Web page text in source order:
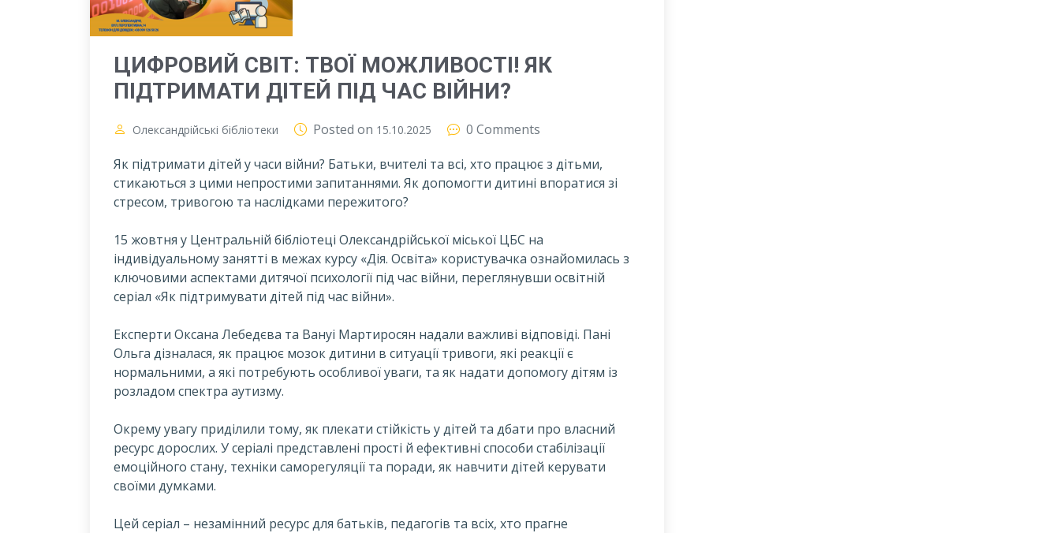
ЦИФРОВИЙ СВІТ: ТВОЇ МОЖЛИВОСТІ! ЯК
ПІДТРИМАТИ ДІТЕЙ ПІД ЧАС ВІЙНИ?
Олександрійські бібліотеки Posted on 15.10.2025
0 Comments
Як підтримати дітей у часи війни? Батьки, вчителі та всі, хто працює з дітьми,
стикаються з цими непростими запитаннями. Як допомогти дитині впоратися зі
стресом, тривогою та наслідками пережитого?
15 жовтня у Центральній бібліотеці Олександрійської міської ЦБС на
індивідуальному занятті в межах курсу «Дія. Освіта» користувачка ознайомилась з
ключовими аспектами дитячої психології під час війни, переглянувши освітній
серіал «Як підтримувати дітей під час війни».
Експерти Оксана Лебедєва та Вануі Мартиросян надали важливі відповіді. Пані
Ольга дізналася, як працює мозок дитини в ситуації тривоги, які реакції є
нормальними, а які потребують особливої уваги, та як надати допомогу дітям із
розладом спектра аутизму.
Окрему увагу приділили тому, як плекати стійкість у дітей та дбати про власний
ресурс дорослих. У серіалі представлені прості й ефективні способи стабілізації
емоційного стану, техніки саморегуляції та поради, як навчити дітей керувати
своїми думками.
Цей серіал – незамінний ресурс для батьків, педагогів та всіх, хто прагне